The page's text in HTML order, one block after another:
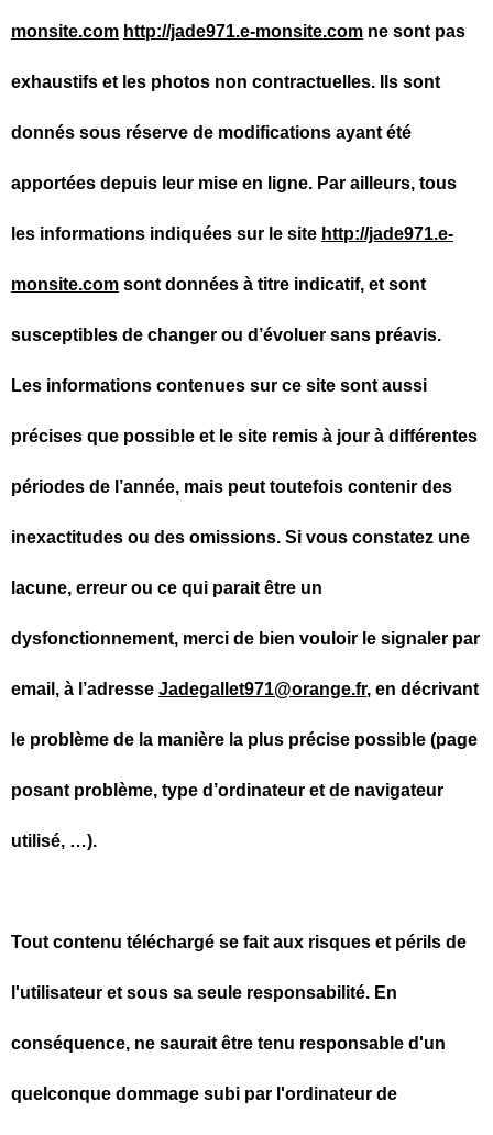
monsite.com http://jade971.e-monsite.com ne sont pas
exhaustifs et les photos non contractuelles. Ils sont
donnés sous réserve de modifications ayant été
apportées depuis leur mise en ligne. Par ailleurs, tous
les informations indiquées sur le site http://jade971.e-
monsite.com sont données à titre indicatif, et sont
susceptibles de changer ou d’évoluer sans préavis.
Les informations contenues sur ce site sont aussi
précises que possible et le site remis à jour à différentes
périodes de l’année, mais peut toutefois contenir des
inexactitudes ou des omissions. Si vous constatez une
lacune, erreur ou ce qui parait être un
dysfonctionnement, merci de bien vouloir le signaler par
email, à l’adresse Jadegallet971@orange.fr, en décrivant
le problème de la manière la plus précise possible (page
posant problème, type d’ordinateur et de navigateur
utilisé, …).
Tout contenu téléchargé se fait aux risques et périls de
l'utilisateur et sous sa seule responsabilité. En
conséquence, ne saurait être tenu responsable d'un
quelconque dommage subi par l'ordinateur de